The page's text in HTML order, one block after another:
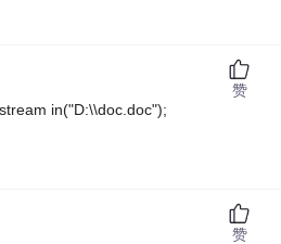
in("D:\\doc.doc");
赞
赞